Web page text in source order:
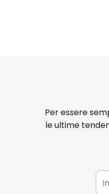
Per essere
le ultime